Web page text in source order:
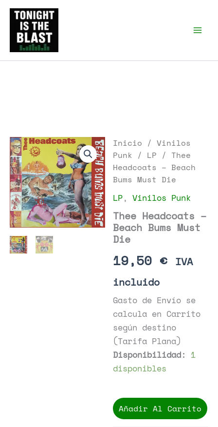
contenido
Inicio /Vinilos
Punk / LP / Thee
Headcoats – Beach
Bums Must Die
LP,Vinilos Punk
Thee Headcoats –
Beach Bums Must
Die
19,50 € IVA
incluido
Gasto de Envío se
calcula en Carrito
según destino
(Tarifa Plana)
Disponibilidad: 1
disponibles
Headcoats
- Añadir Al Carrito